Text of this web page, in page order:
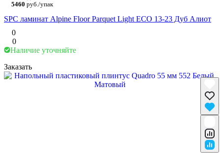
5460 руб./упак
SPC ламинат Alpine Floor Parquet Light ЕСО 13-23 Дуб Алиот
0
0
Наличие уточняйте
Заказать